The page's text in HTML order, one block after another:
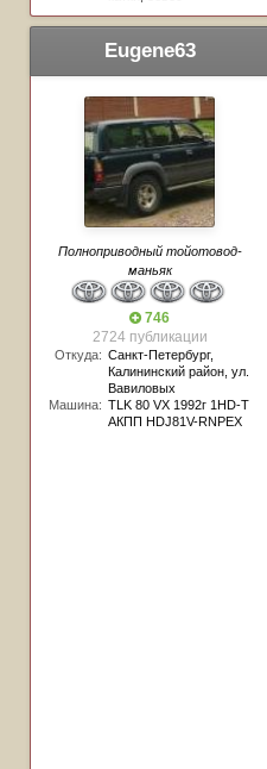
Eugene63
Полноприводный тойотовод-
маньяк
746
2724 публикации
Откуда: Санкт-Петербург,
Калининский район, ул.
Вавиловых
Машина: TLK 80 VX 1992г 1HD-T
АКПП HDJ81V-RNPEX